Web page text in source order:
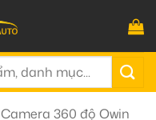
Camera 360 độ Owin